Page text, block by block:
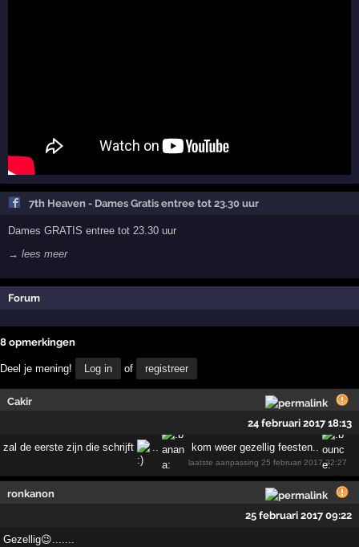
7th Heaven - Dames Gratis entree tot 23.30 uur
Dames GRATIS entree tot 23.30 uur
→ lees meer
Forum
8 opmerkingen
Deel je mening! Log in of registreer
Cakir
24 februari 2017 18:13
zal de eerste zijn die schrijft .. kom weer gezellig feesten..
laatste aanpassing25 februari 2017 22:27
ronkanon
25 februari 2017 09:22
Gezellig😉.......